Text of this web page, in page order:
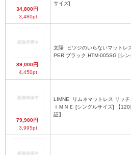
34,800円
3,480pt
サイズ]
89,000円
4,450pt
太陽
PER ブラック HTM-005SG [シン
79,900円
3,995pt
LIMNE
ＩＭＮＥ [シングルサイズ] 【
証】